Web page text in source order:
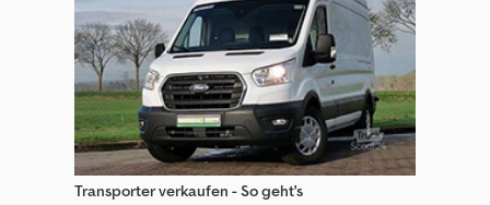
Transporter verkaufen - So geht's